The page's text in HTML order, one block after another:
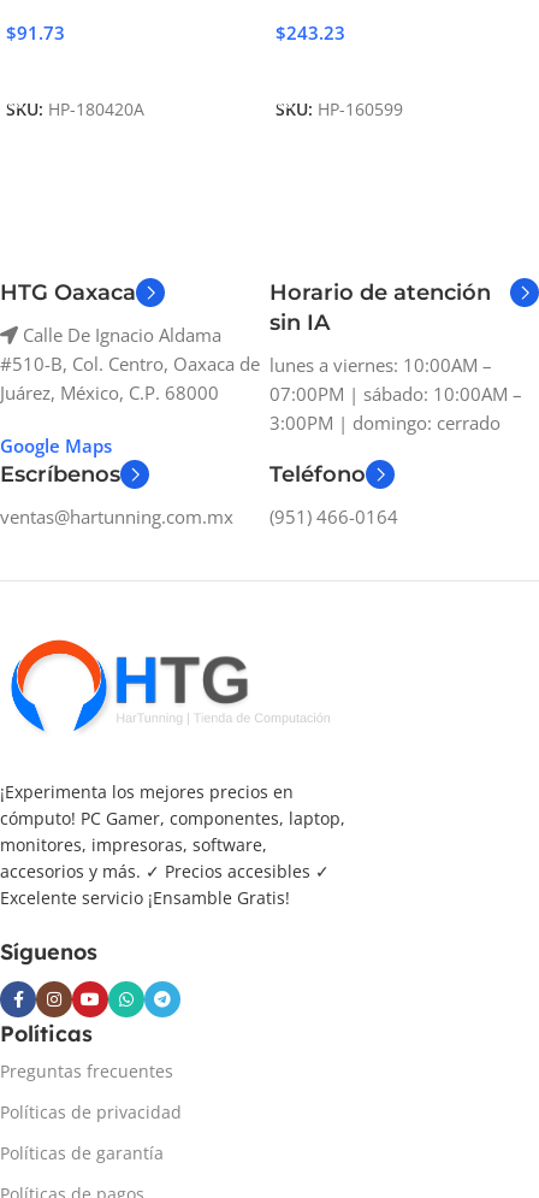
$91.73
SKU: HP-180420A
$243.23
SKU: HP-160599
HTG Oaxaca
Calle De Ignacio Aldama
#510-B, Col. Centro, Oaxaca de
Juárez, México, C.P. 68000
Google Maps
Horario de atención
sin IA
lunes a viernes: 10:00AM –
07:00PM | sábado: 10:00AM –
3:00PM | domingo: cerrado
Escríbenos
ventas@hartunning.com.mx
Teléfono
(951) 466-0164
¡Experimenta los mejores precios en
cómputo! PC Gamer, componentes, laptop,
monitores, impresoras, software,
accesorios y más. ✓ Precios accesibles ✓
Excelente servicio ¡Ensamble Gratis!
Síguenos
Políticas
Preguntas frecuentes
Políticas de privacidad
Políticas de garantía